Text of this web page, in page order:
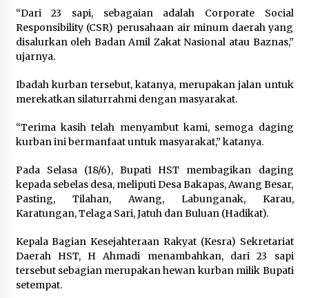
“Dari 23 sapi, sebagaian adalah Corporate Social
Responsibility (CSR) perusahaan air minum daerah yang
disalurkan oleh Badan Amil Zakat Nasional atau Baznas,”
ujarnya.
Ibadah kurban tersebut, katanya, merupakan jalan untuk
merekatkan silaturrahmi dengan masyarakat.
“Terima kasih telah menyambut kami, semoga daging
kurban ini bermanfaat untuk masyarakat,” katanya.
Pada Selasa (18/6), Bupati HST membagikan daging
kepada sebelas desa, meliputi Desa Bakapas, Awang Besar,
Pasting, Tilahan, Awang, Labunganak, Karau,
Karatungan, Telaga Sari, Jatuh dan Buluan (Hadikat).
Kepala Bagian Kesejahteraan Rakyat (Kesra) Sekretariat
Daerah HST, H Ahmadi menambahkan, dari 23 sapi
tersebut sebagian merupakan hewan kurban milik Bupati
setempat.